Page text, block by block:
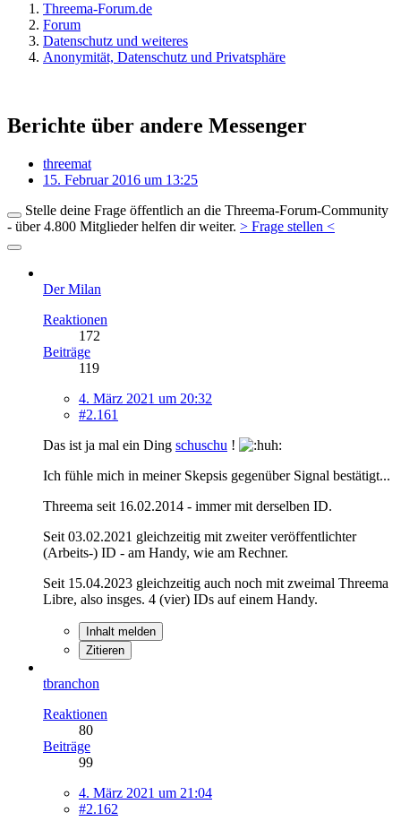
Threema-Forum.de
Forum
Datenschutz und weiteres
Anonymität, Datenschutz und Privatsphäre
Berichte über andere Messenger
threemat
15. Februar 2016 um 13:25
Stelle deine Frage öffentlich an die Threema-Forum-Community
- über 4.800 Mitglieder helfen dir weiter. > Frage stellen <
Der Milan
Reaktionen
172
Beiträge
119
4. März 2021 um 20:32
#2.161
Das ist ja mal ein Ding schuschu !
Ich fühle mich in meiner Skepsis gegenüber Signal bestätigt...
Threema seit 16.02.2014 - immer mit derselben ID.
Seit 03.02.2021 gleichzeitig mit zweiter veröffentlichter
(Arbeits-) ID - am Handy, wie am Rechner.
Seit 15.04.2023 gleichzeitig auch noch mit zweimal Threema
Libre, also insges. 4 (vier) IDs auf einem Handy.
Inhalt melden
Zitieren
tbranchon
Reaktionen
80
Beiträge
99
4. März 2021 um 21:04
#2.162